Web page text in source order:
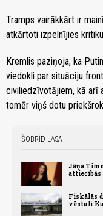
Tramps vairākkārt ir
atkārtoti izpelnījies
Kremlis paziņoja, ka
viedokli par situāciju
civiliedzīvotājiem, kā arī
tomēr viņš dotu
ŠOBRĪD LASA
Jāņa
attiecībās
Fiskālās
vēstuli